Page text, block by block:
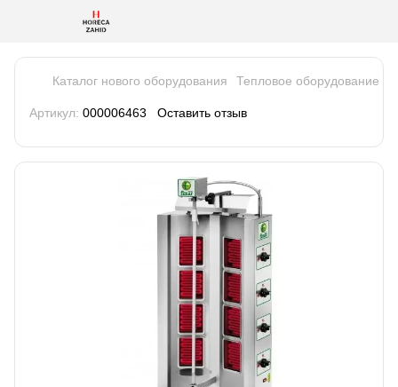
Каталог нового оборудования Тепловое оборудование
Артикул: 000006463 Оставить отзыв